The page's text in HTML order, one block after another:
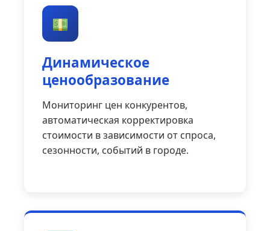
Динамическое
ценообразование
Мониторинг цен конкурентов,
автоматическая корректировка
стоимости в зависимости от спроса,
сезонности, событий в городе.